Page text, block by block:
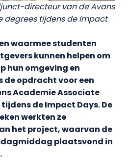
directeur van de Avans
degrees tijdens de Impact
waarmee studenten
kunnen helpen om
hun omgeving en
de opdracht voor een
Academie Associate
de Impact Days. De
werkten ze
het project, waarvan de
plaatsvond in